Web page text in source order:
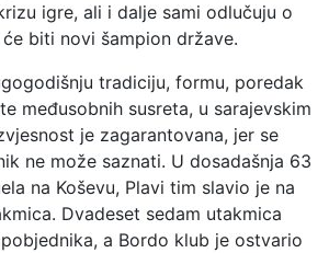
igre, ali i dalje sami odlučuju o
biti novi šampion države.
tradiciju, formu, poredak
međusobnih susreta, u sarajevskim
je zagarantovana, jer se
ne može saznati. U dosadašnja 63
na Koševu, Plavi tim slavio je na
Dvadeset sedam utakmica
a Bordo klub je ostvario